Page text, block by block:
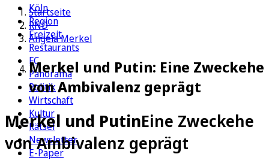
Köln
Region
Freizeit
Restaurants
FC
Panorama
Politik
Wirtschaft
Kultur
Rätsel
Newsletter
E-Paper
Startseite
RND
Angela Merkel
Merkel und Putin: Eine Zweckehe
von Ambivalenz geprägt
Merkel und PutinEine Zweckehe
von Ambivalenz geprägt